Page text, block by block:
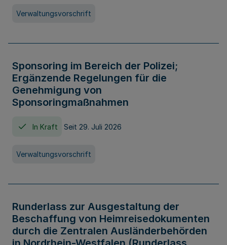
Verwaltungsvorschrift
Sponsoring im Bereich der Polizei;
Ergänzende Regelungen für die
Genehmigung von
Sponsoringmaßnahmen
In Kraft Seit 29. Juli 2026
Verwaltungsvorschrift
Runderlass zur Ausgestaltung der
Beschaffung von Heimreisedokumenten
durch die Zentralen Ausländerbehörden